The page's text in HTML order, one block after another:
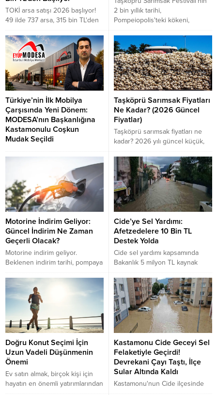
bulunuldu
TOKİ arsa satışı 2026 başlıyor!
49 ilde 737 arsa, 315 bin TL'den
48 ay vade, %15 peşin indirim ve
başvuru detayları.
2 bin yıllık tarihi,
Pompeiopolis'teki kökeni,
etkinlikleri hakkında merak
edilen her şey.
Türkiye’nin İlk Mobilya
Çarşısında Yeni Dönem:
MODESA’nın Başkanlığına
Kastamonulu Coşkun
Mudak Seçildi
MODESA Mobilyacılar Çarşısı
Kooperatifi'nde başkanlık
görevine Kastamonulu iş insanı
Coşkun Mudak seçildi. Bozkurtlu
Mudak, sektörün en önemli
üretim ve ticaret merkezlerinden
biri olan MODESA'da yeni
döneme liderlik edecek.
Taşköprü Sarımsak Fiyatları
Ne Kadar? (2026 Güncel
Fiyatlar)
Taşköprü sarımsak fiyatları ne
kadar? 2026 yılı güncel küçük,
Taşköprü sarımsağı kg fiyatları
ve detaylı alım rehberi bu
yazımızda.
Motorine İndirim Geliyor:
Güncel İndirim Ne Zaman
Geçerli Olacak?
Motorine indirim geliyor.
Beklenen indirim tarihi, pompaya
sürücüler için önemli detayları
bu rehberde öğrenin.
Cide’ye Sel Yardımı:
Afetzedelere 10 Bin TL
Destek Yolda
Cide sel yardımı kapsamında
Bakanlık 5 milyon TL kaynak
ödeme detayları ve başvuru
süreci burada.
Doğru Konut Seçimi İçin
Uzun Vadeli Düşünmenin
Önemi
Ev satın almak, birçok kişi için
hayatın en önemli yatırımlarından
Kastamonu Cide Geceyi Sel
Felaketiyle Geçirdi!
Devrekani Çayı Taştı, İlçe
Sular Altında Kaldı
Kastamonu'nun Cide ilçesinde